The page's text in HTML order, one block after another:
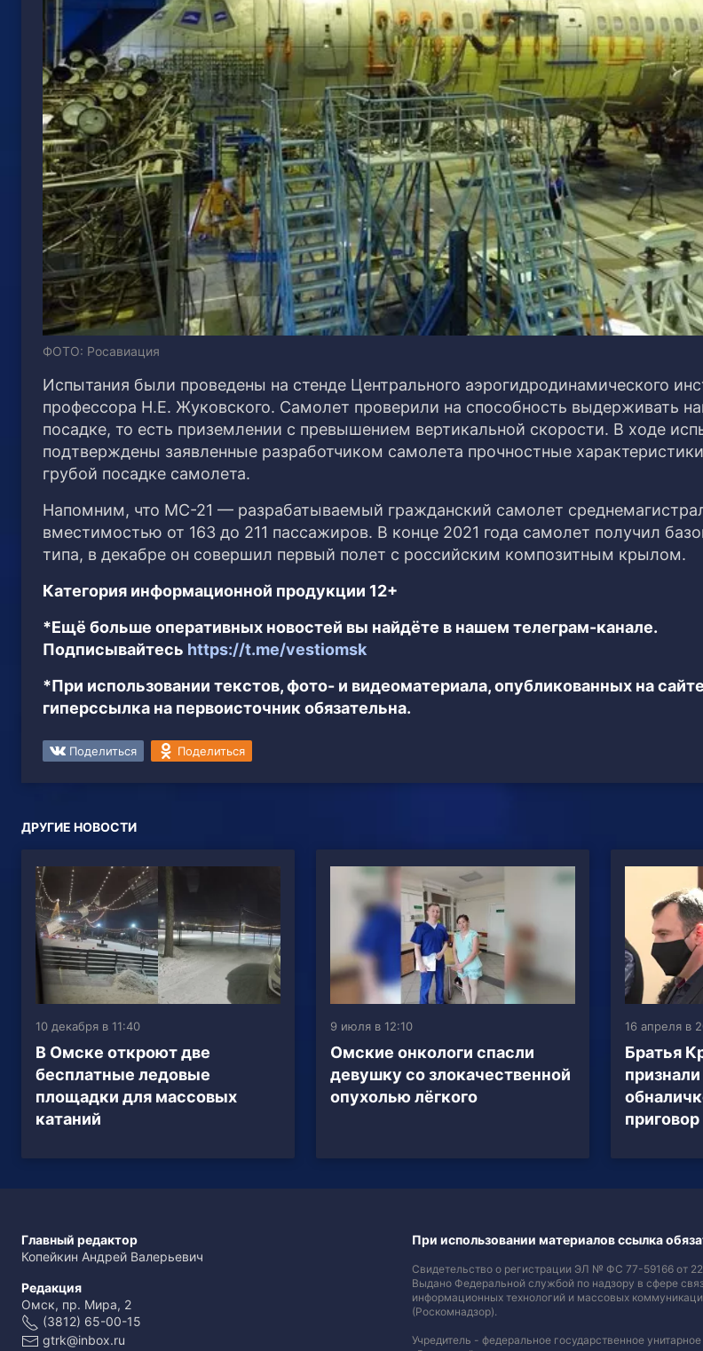
ФОТО: Росавиация
Испытания были проведены на стенде Центрального аэрогидродинамического
профессора Н.Е. Жуковского. Самолет проверили на способность выдерживать
посадке, то есть приземлении с превышением вертикальной скорости. В ходе
подтверждены заявленные разработчиком самолета прочностные
грубой посадке самолета.
Напомним, что МС-21 — разрабатываемый гражданский самолет
вместимостью от 163 до 211 пассажиров. В конце 2021 года самолет получил
типа, в декабре он совершил первый полет с российским композитным крылом.
Категория информационной продукции 12+
*Ещё больше оперативных новостей вы найдёте в нашем телеграм-канале.
Подписывайтесь https://t.me/vestiomsk
*При использовании текстов, фото- и видеоматериала, опубликованных на
гиперссылка на первоисточник обязательна.
Поделиться Поделиться
ДРУГИЕ НОВОСТИ
10 декабря в 11:40
В Омске откроют две
бесплатные ледовые
площадки для массовых
катаний
9 июля в 12:10
Омские онкологи спасли
девушку со злокачественной
опухолью лёгкого
16 апреля в
Братья
приговор
Главный редактор
Копейкин Андрей Валерьевич
Редакция
Омск, пр. Мира, 2
(3812) 65-00-15
gtrk@inbox.ru
При использовании материалов ссылка
Свидетельство о регистрации ЭЛ № ФС 77-59166 от
Выдано Федеральной службой по надзору в сфере
информационных технологий и массовых
(Роскомнадзор).
Учредитель - федеральное государственное